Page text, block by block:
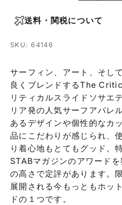
送料・関税について
SKU: 64146
サーフィン、アート、そし
良くブレンドするThe
リティカルスライドソサエ
リア発の人気サーフアパレ
あるデザインや個性的なカ
品にこだわりが感じられ、
り着心地もとてもグッド。
STABマガジンのアワード
の高さで定評があります。
展開される今もっともホッ
ドの１つです。